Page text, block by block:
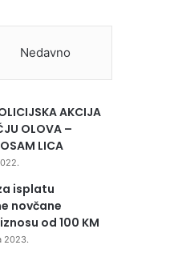
Nedavno
AKCIJA
OLOVA –
LICA
isplatu
novčane
od 100 KM
2023.